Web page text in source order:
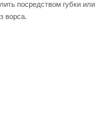
посредством губки или
ворса.